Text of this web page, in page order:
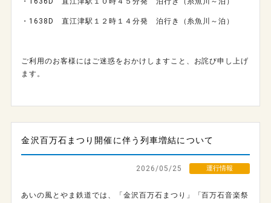
・ 1638D 直江津駅１２時１４分発 泊行き（糸魚川～泊）
ご利用のお客様にはご迷惑をおかけしますこと、お詫び申し上げ
ます。
金沢百万石まつり開催に伴う列車増結について
2026/05/25 運行情報
あいの風とやま鉄道では、「金沢百万石まつり」「百万石音楽祭